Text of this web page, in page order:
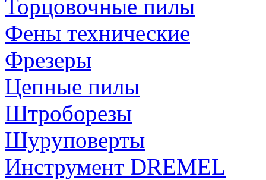
Торцовочные пилы
Фены технические
Фрезеры
Цепные пилы
Штроборезы
Шуруповерты
Инструмент DREMEL